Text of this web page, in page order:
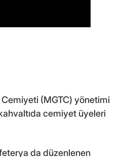
(MGTC) yönetimi
cemiyet üyeleri
da düzenlenen